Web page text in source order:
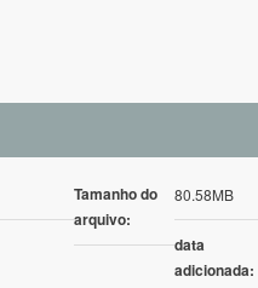
Tamanho do
arquivo:
80.58MB
data
adicionada: